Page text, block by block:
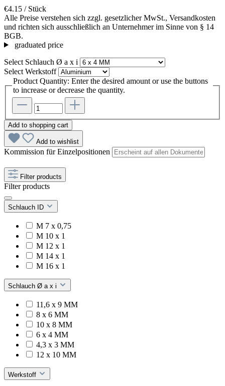
€4.15 / Stück
Alle Preise verstehen sich zzgl. gesetzlicher MwSt., Versandkosten
und richten sich ausschließlich an Unternehmer im Sinne von § 14
BGB.
graduated price
Select Schlauch Ø a x i
Select Werkstoff
Product Quantity: Enter the desired amount or use the buttons
to increase or decrease the quantity.
Add to shopping cart
Add to wishlist
Kommission für Einzelpositionen
Filter products
Filter products
Schlauch ID
M 7 x 0,75
M 10 x 1
M 12 x 1
M 14 x 1
M 16 x 1
Schlauch Ø a x i
11,6 x 9 MM
8 x 6 MM
10 x 8 MM
6 x 4 MM
4,3 x 3 MM
12 x 10 MM
Werkstoff